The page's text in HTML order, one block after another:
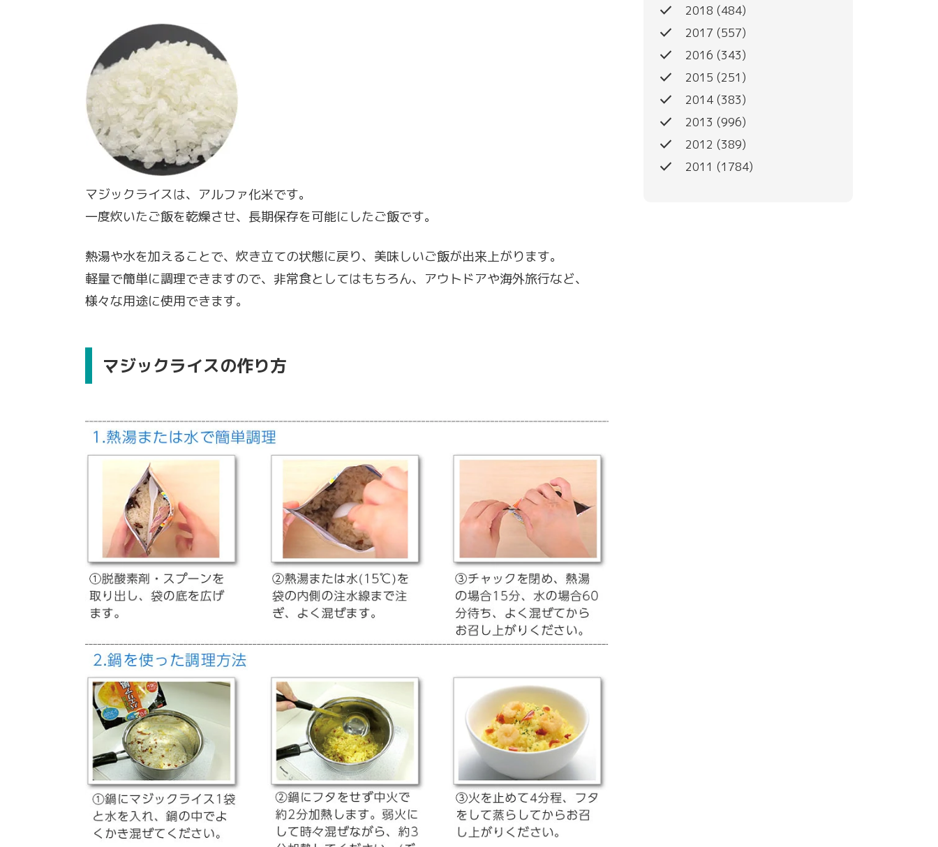
マジックライスは、アルファ化米です。
一度炊いたご飯を乾燥させ、長期保存を可能にしたご飯です。
熱湯や水を加えることで、炊き立ての状態に戻り、美味しいご飯が出来上がります。
軽量で簡単に調理できますので、非常食としてはもちろん、アウトドアや海外旅行など、
様々な用途に使用できます。
マジックライスの作り方
done 2018 (484)
done 2017 (557)
done 2016 (343)
done 2015 (251)
done 2014 (383)
done 2013 (996)
done 2012 (389)
done 2011 (1784)